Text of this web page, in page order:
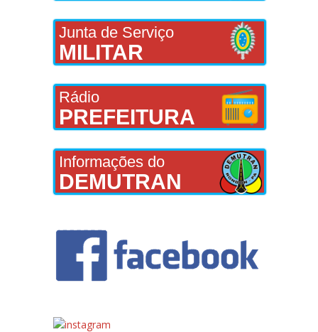
Junta de Serviço
MILITAR
Rádio
PREFEITURA
Informações do
DEMUTRAN